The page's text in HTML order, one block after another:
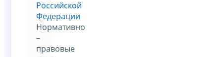
Российской
Федерации
Нормативно
–
правовые